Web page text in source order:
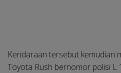
Kendaraan tersebut kemudian
Toyota Rush bernomor polisi L